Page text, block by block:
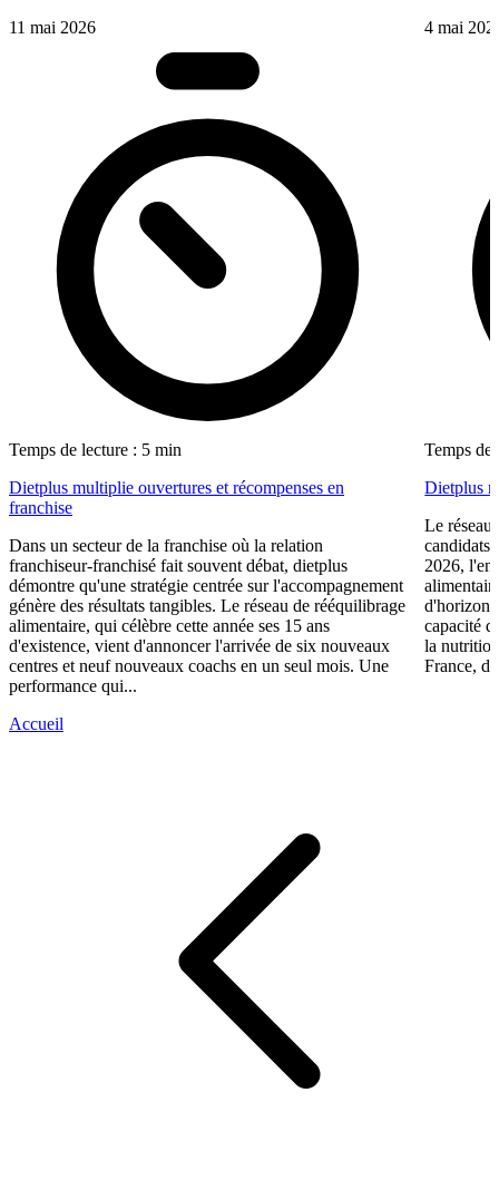
11 mai 2026
Temps de lecture : 5 min
Dietplus multiplie ouvertures et récompenses en
franchise
Dans un secteur de la franchise où la relation
franchiseur-franchisé fait souvent débat, dietplus
démontre qu'une stratégie centrée sur l'accompagnement
génère des résultats tangibles. Le réseau de rééquilibrage
alimentaire, qui célèbre cette année ses 15 ans
d'existence, vient d'annoncer l'arrivée de six nouveaux
centres et neuf nouveaux coachs en un seul mois. Une
performance qui...
4 mai
Temps de
Dietplus
Le réseau
candidats
2026,
capacité
la
France,
Accueil